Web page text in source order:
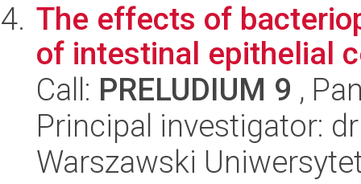
The effects of
of intestinal epithelial
Call: PRELUDIUM 9 ,
Principal investigator:
Warszawski